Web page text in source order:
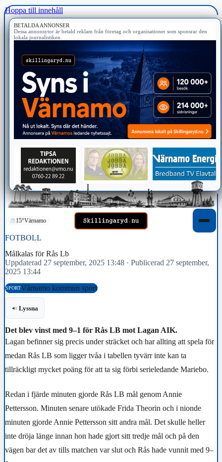
Hoppa till innehåll
BETALDA ANNONSER
Dessa annonsytor är betald reklam från företag och organisationer som sponsrar den
lokala journalistiken.
15°Värnamo
FOTBOLL
Målkalas för Rås Lb
Uppdaterad 27 september, 2025 13:48 · Publicerad 27 september,
2025 13:44
SPORTVärnamo kommun sport
Lyssna
Det blev vinst med 9–1 för Rås LB mot Lagan AIK.
Lagan befinner sig precis under sträcket och har allting att spela för
medan Rås LB som ligger tvåa i tabellen tyvärr inte kan ta
tillräckligt mycket poäng för att ta sig förbi serieledande Mariebo.
Redan i fjärde minuten gjorde Rås LB mål genom Annie
Pettersson. Minuten senare utökade Frida Theorin och i nionde
minuten gjorde Annie Pettersson sitt andra mål. Det skulle heller
inte dröja länge innan hon hade gjort sitt tredje mål och på den
vägen bar det av tills matchen var slut och Rås hade vunnit med 9–